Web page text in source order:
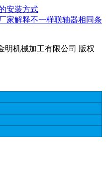
安装方式
家解释不一样联轴器相同条
明机械加工有限公司 版权